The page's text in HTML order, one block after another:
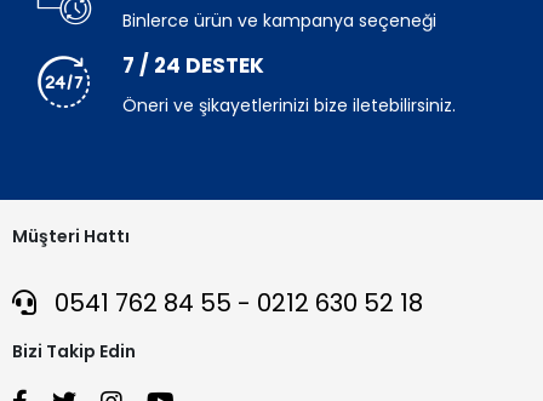
Binlerce ürün ve kampanya seçeneği
7 / 24 DESTEK
Öneri ve şikayetlerinizi bize iletebilirsiniz.
Müşteri Hattı
0541 762 84 55 - 0212 630 52 18
Bizi Takip Edin